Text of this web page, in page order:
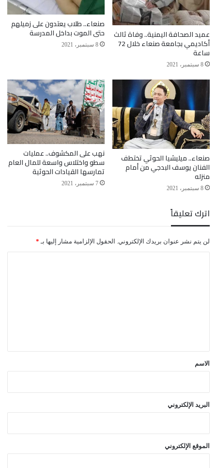
الجرائم التي ارتكبتها بحق اليمن، حيث كان انقلاب
الجماعة هو بداية حرب شاملة دخلت فيها اليمن منذ خمس
سنوات وتسببت في دمار واسع وأسوأ أزمة إنسانية
الحوثي صنعاء
عميد الصحافة اليمنية.. وفاة ثالث
أكاديمي بجامعة صنعاء خلال 72
ساعة
8 سبتمبر، 2021
صنعاء.. طلاب يعتدون على زميلهم
حتى الموت بداخل المدرسة
8 سبتمبر، 2021
صنعاء.. ميليشيا الحوثي تختطف
الفنان يوسف البدجي من أمام
منزله
8 سبتمبر، 2021
نهب على المكشوف.. عمليات
سطو واختلاس واسعة للمال العام
تمارسها القيادات الحوثية
7 سبتمبر، 2021
اترك تعليقاً
لن يتم نشر عنوان بريدك الإلكتروني. الحقول الإلزامية مشار إليها بـ *
*الاسم
البريد الإلكتروني
الموقع الإلكتروني